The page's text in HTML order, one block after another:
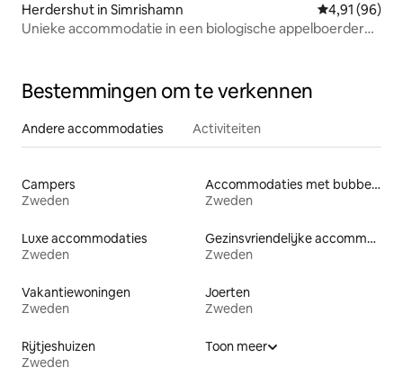
Herdershut in Simrishamn Gemiddelde
4,91 (96)
Unieke accommodatie in een biologische appelboerderij
Bestemmingen om te verkennen
Andere accommodaties Activiteiten
Campers
Zweden
Accommodaties met bubbelbad
Zweden
Luxe accommodaties
Zweden
Gezinsvriendelijke accommodaties
Zweden
Vakantiewoningen
Zweden
Joerten
Zweden
Rijtjeshuizen
Zweden
Toon meer